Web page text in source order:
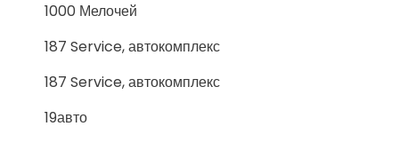
1000 Мелочей
187 Service, автокомплекс
187 Service, автокомплекс
19авто